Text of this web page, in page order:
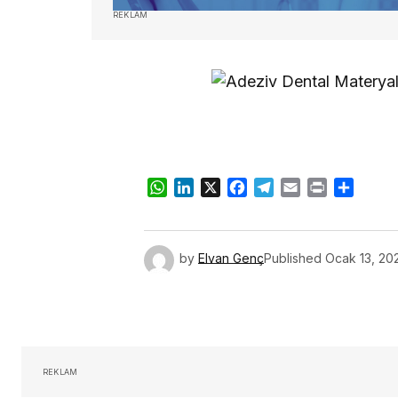
REKLAM
WhatsApp
LinkedIn
X Facebook
Telegram
Email Print
by Elvan GençPublished Ocak 13,
REKLAM